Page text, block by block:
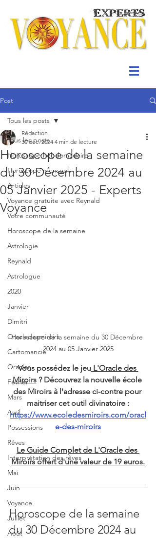
Post
Tous les posts
Horoscope hebdomadaire
Horoscope mensuel
Articles
Voyance gratuite avec Reynald
Votre communauté
Horoscope de la semaine
Astrologie
Reynald
Astrologue
2020
Janvier
Dimitri
Oracledesmiroirs
Cartomancie
Oracles
Février
Mars
Avril
Possessions
Rêves
Interprétation des rêves
Mai
Juin
Voyance
Juillet
Août
Tous les posts
Horoscope de la semaine
du 30 Décembre 2024 au
05 Janvier 2025 - Experts
Voyance
Rédaction
30 déc. 2024 4 min de lecture
Horoscope de la semaine du 30 Décembre
2024 au 05 Janvier 2025
Vous possédez le jeu L'Oracle des
Miroirs ? Découvrez la nouvelle école
des Miroirs à l'adresse ci-contre pour
maitriser cet outil divinatoire :
https://www.ecoledesmiroirs.com/oracl
e-des-miroirs
Le Guide Complet de L'Oracle des
Miroirs offert d'une valeur de 19 euros.
Horoscope de la semaine
du 30 Décembre 2024 au